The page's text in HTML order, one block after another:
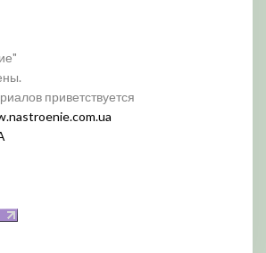
приветствуется